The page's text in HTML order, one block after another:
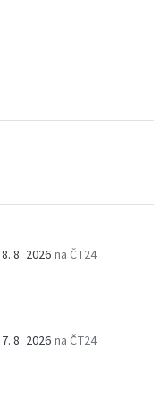
8. 8. 2026 na ČT24
7. 8. 2026 na ČT24